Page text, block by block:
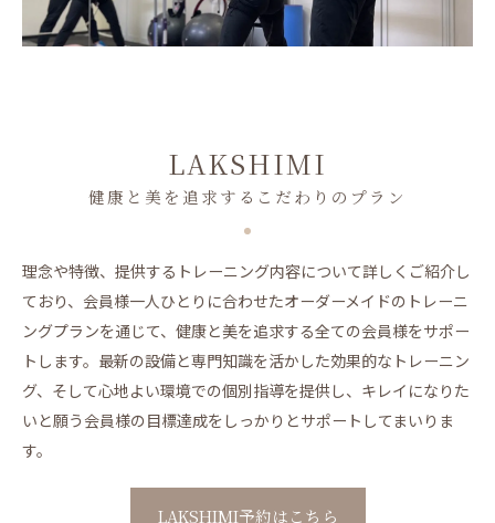
健康と美を追求するこだわりのプラン
LAKSHIMI
理念や特徴、提供するトレーニング内容について詳しくご紹介し
ており、会員様一人ひとりに合わせたオーダーメイドのトレーニ
ングプランを通じて、健康と美を追求する全ての会員様をサポー
トします。最新の設備と専門知識を活かした効果的なトレーニン
グ、そして心地よい環境での個別指導を提供し、キレイになりた
いと願う会員様の目標達成をしっかりとサポートしてまいりま
す。
LAKSHIMI予約はこちら